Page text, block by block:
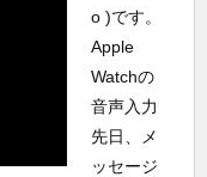
o )です。
Apple
Watchの
音声入力
先日、メ
ッセージ